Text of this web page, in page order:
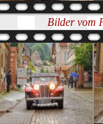
Bilder vom